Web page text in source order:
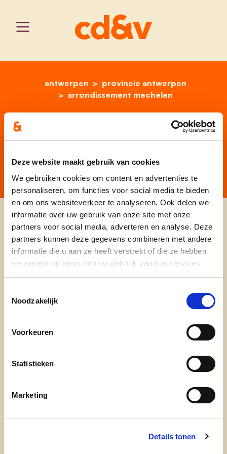
Deze website maakt gebruik van cookies
We gebruiken cookies om content en advertenties te
personaliseren, om functies voor social media te bieden
en om ons websiteverkeer te analyseren. Ook delen we
informatie over uw gebruik van onze site met onze
partners voor social media, adverteren en analyse. Deze
partners kunnen deze gegevens combineren met andere
informatie die u aan ze heeft verstrekt of die ze hebben
verzameld op basis van uw gebruik van hun services.
Noodzakelijk
Voorkeuren
Statistieken
Marketing
Details tonen
home
antwerpen
provincie antwerpen
arrondissement mechelen
stefaan deleus
Stefaan Deleus
Plaats 2